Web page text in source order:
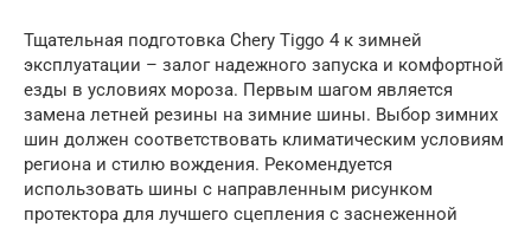
Тщательная подготовка Chery Tiggo 4 к зимней
эксплуатации – залог надежного запуска и комфортной
езды в условиях мороза. Первым шагом является
замена летней резины на зимние шины. Выбор зимних
шин должен соответствовать климатическим условиям
региона и стилю вождения. Рекомендуется
использовать шины с направленным рисунком
протектора для лучшего сцепления с заснеженной